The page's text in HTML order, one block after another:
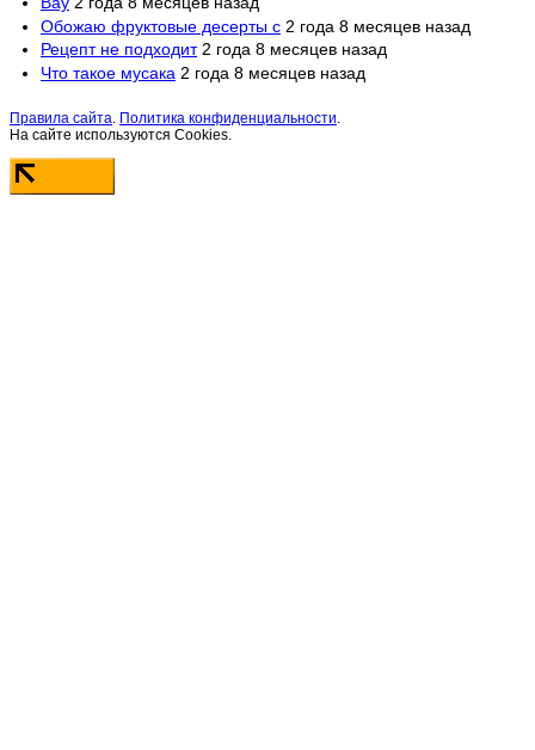
Обожаю фруктовые десерты с 2 года 8 месяцев назад
Рецепт не подходит 2 года 8 месяцев назад
Что такое мусака 2 года 8 месяцев назад
Правила сайта Политика конфиденциальности
На сайте используются Cookies.